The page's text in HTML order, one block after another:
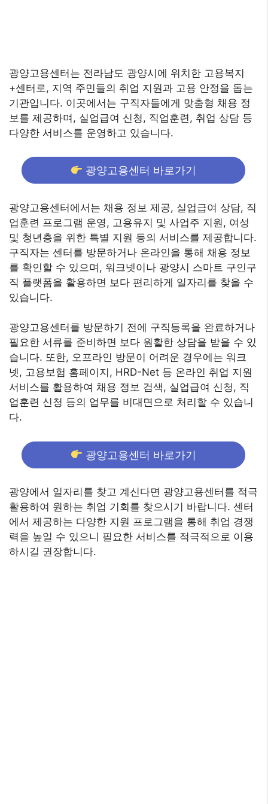
광양고용센터는 전라남도 광양시에 위치한 고용복지
+센터로, 지역 주민들의 취업 지원과 고용 안정을 돕는
기관입니다. 이곳에서는 구직자들에게 맞춤형 채용 정
보를 제공하며, 실업급여 신청, 직업훈련, 취업 상담 등
다양한 서비스를 운영하고 있습니다.
광양고용센터 바로가기
광양고용센터에서는 채용 정보 제공, 실업급여 상담, 직
업훈련 프로그램 운영, 고용유지 및 사업주 지원, 여성
및 청년층을 위한 특별 지원 등의 서비스를 제공합니다.
구직자는 센터를 방문하거나 온라인을 통해 채용 정보
를 확인할 수 있으며, 워크넷이나 광양시 스마트 구인구
직 플랫폼을 활용하면 보다 편리하게 일자리를 찾을 수
있습니다.
광양고용센터를 방문하기 전에 구직등록을 완료하거나
필요한 서류를 준비하면 보다 원활한 상담을 받을 수 있
습니다. 또한, 오프라인 방문이 어려운 경우에는 워크
넷, 고용보험 홈페이지, HRD-Net 등 온라인 취업 지원
서비스를 활용하여 채용 정보 검색, 실업급여 신청, 직
업훈련 신청 등의 업무를 비대면으로 처리할 수 있습니
다.
광양고용센터 바로가기
광양에서 일자리를 찾고 계신다면 광양고용센터를 적극
활용하여 원하는 취업 기회를 찾으시기 바랍니다. 센터
에서 제공하는 다양한 지원 프로그램을 통해 취업 경쟁
력을 높일 수 있으니 필요한 서비스를 적극적으로 이용
하시길 권장합니다.